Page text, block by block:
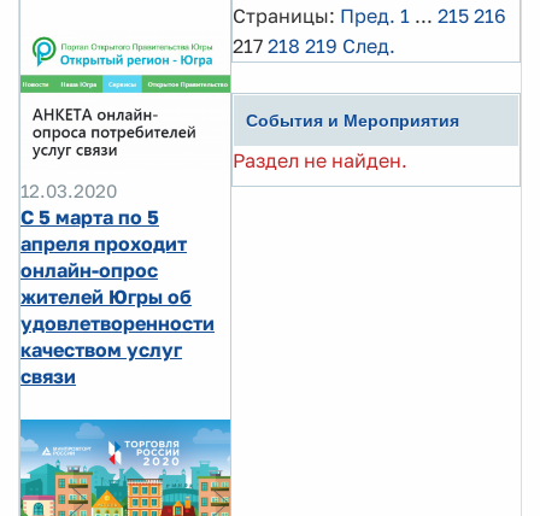
12.03.2020
С 5 марта по 5
апреля проходит
онлайн-опрос
жителей Югры об
удовлетворенности
качеством услуг
связи
Страницы: Пред. 1 ... 215 216
217 218 219 След.
События и Мероприятия
Раздел не найден.